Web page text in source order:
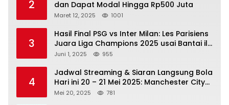
2
dan Dapat Modal Hingga Rp500 Juta
Maret 12, 2025 1001
3
Hasil Final PSG vs Inter Milan: Les Parisiens
Juara Liga Champions 2025 usai Bantai il
Nerazzurri
Juni 1, 2025 955
4
Jadwal Streaming & Siaran Langsung Bola
Hari ini 20 – 21 Mei 2025: Manchester City
vs Bournemouth
Mei 20, 2025 781